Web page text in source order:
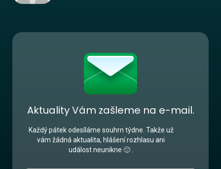
Aktuality Vám zašleme na e-mail.
Každý pátek odesíláme souhrn týdne. Takže už
vám žádná aktualita, hlášení rozhlasu ani
událost neunikne 🙂 .